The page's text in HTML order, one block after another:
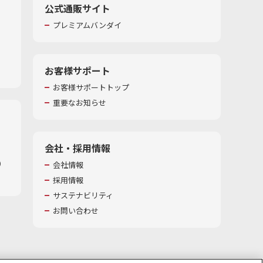
公式通販サイト
プレミアムバンダイ
お客様サポート
お客様サポートトップ
重要なお知らせ
会社・採用情報
会社情報
採用情報
サステナビリティ
お問い合わせ